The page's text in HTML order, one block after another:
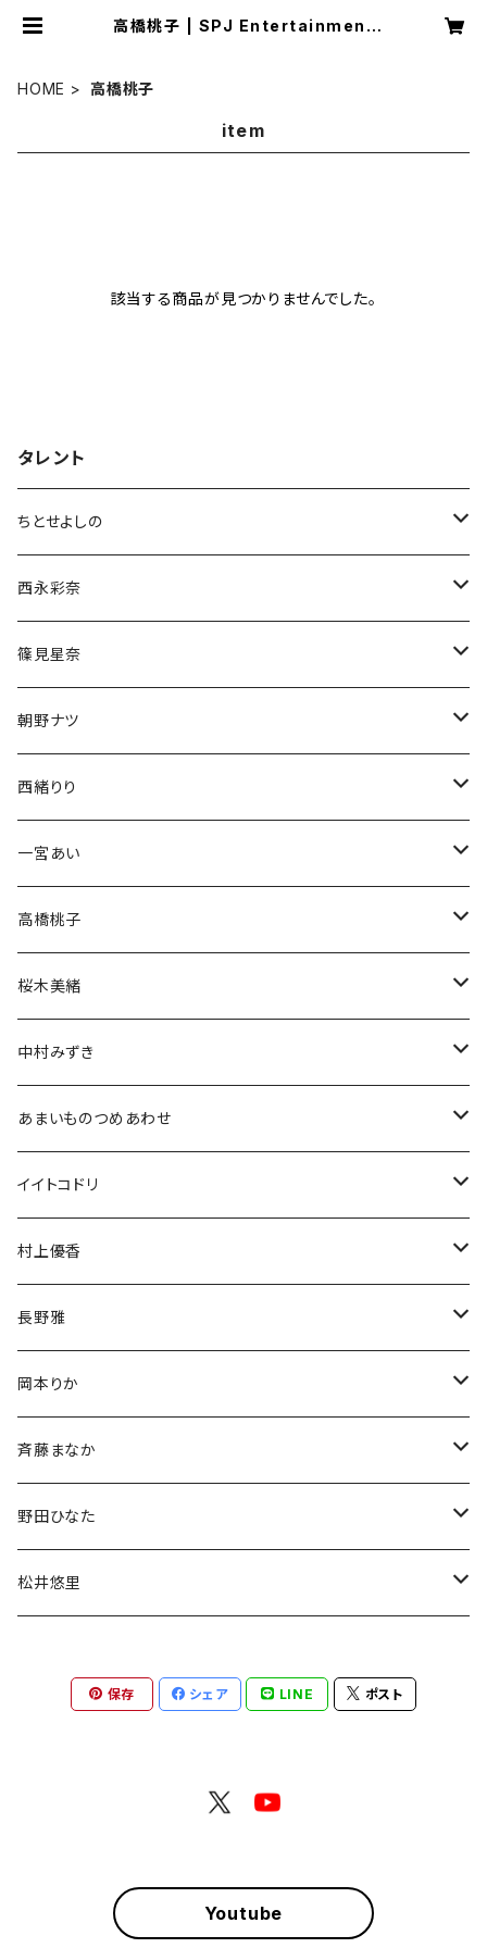
高橋桃子 | SPJ Entertainment
HOME 高橋桃子
item
該当する商品が見つかりませんでした。
タレント
ちとせよしの
チェキ
ブロマイド
CD
生誕グッズ
アクスタ
Tシャツ
西永彩奈
チェキ
ブロマイド
生誕グッズ
篠見星奈
チェキ
ブロマイド
生誕グッズ
生誕グッズ
Tシャツ
アクスタ
朝野ナツ
チェキ
ブロマイド
生誕グッズ
アクスタ
Tシャツ
西緒りり
チェキ
ブロマイド
生誕グッズ
アクスタ
Tシャツ
一宮あい
チェキ
ブロマイド
生誕グッズ
アクスタ
Tシャツ
高橋桃子
チェキ
アクスタ
Tシャツ
ブロマイド
生誕グッズ
アクスタ
Tシャツ
桜木美緒
チェキ
ブロマイド
生誕グッズ
アクスタ
Tシャツ
中村みずき
生誕祭グッズ
アクスタ
Tシャツ
チェキ
あまいものつめあわせ
アクリルスタンド
アクリルキーホルダー
イイトコドリ
Tシャツ
村上優香
チェキ
長野雅
チェキ
岡本りか
チェキ
デコチェキ
斉藤まなか
チェキ
野田ひなた
チェキ
松井悠里
保存 シェア LINE ポスト
Youtube